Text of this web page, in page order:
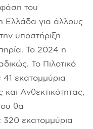
του
Ελλάδα για άλλους
υποστήριξη
Το 2024 η
Το Πιλοτικό
εκατομμύρια
Ανθεκτικότητας,
θα
εκατομμύρια